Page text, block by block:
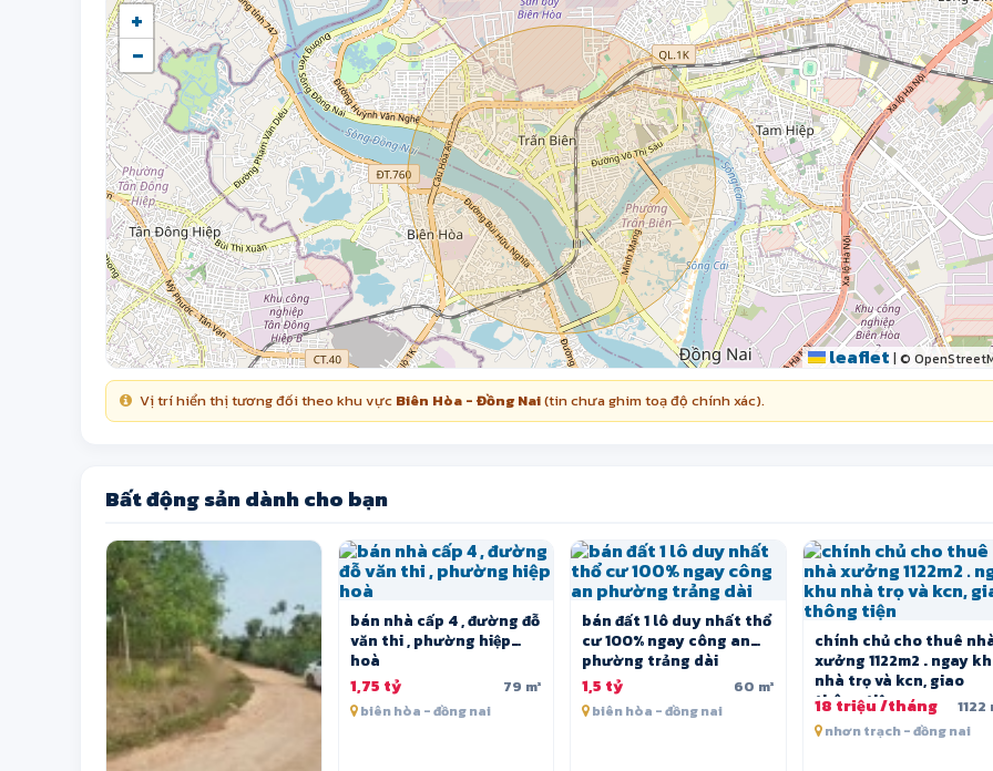
+
−
leaflet | ©
Vị trí hiển thị tương đối theo khu vực Biên Hòa - Đồng Nai(tin chưa ghim toạ độ chính xác).
Bất động sản dành cho bạn
bán nhà cấp 4 , đường đỗ
văn thi , phường hiệp
hoà
1,75 tỷ 79 m²
biên hòa - đồng nai
bán đất 1 lô duy nhất thổ
cư 100% ngay công an
phường trảng dài
1,5 tỷ 60 m²
biên hòa - đồng nai
chính chủ cho thuê
xưởng 1122m2 . ngay
nhà trọ và kcn, giao
thông tiện
18 triệu /tháng 1122
nhơn trạch - đồng nai